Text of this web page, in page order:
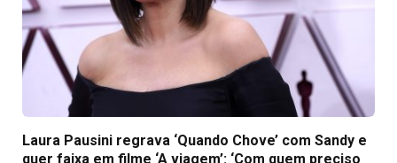
Laura Pausini regrava ‘Quando Chove’ com Sandy e
quer faixa em filme ‘A viagem’: ‘Com quem preciso